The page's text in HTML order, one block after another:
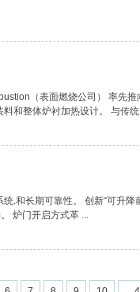
（表面燃烧公司） 率先
和整体炉衬加热设计。 与传统
.和长期可靠性。 创新“可升降
炉门开启方式革 ...